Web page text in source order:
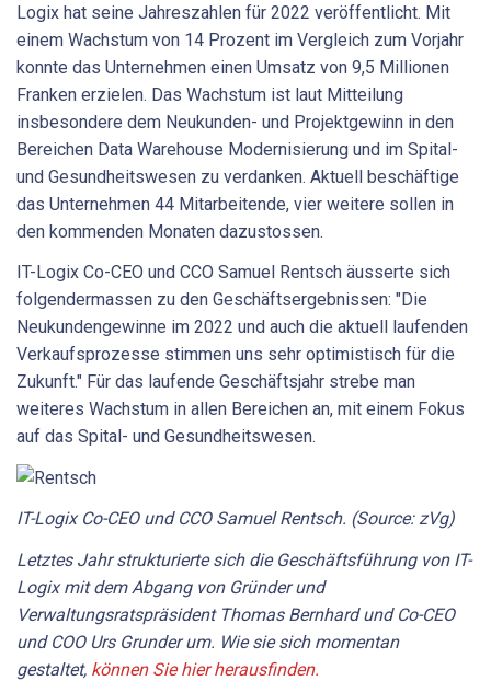
Logix hat seine Jahreszahlen für 2022 veröffentlicht. Mit
einem Wachstum von 14 Prozent im Vergleich zum Vorjahr
konnte das Unternehmen einen Umsatz von 9,5 Millionen
Franken erzielen. Das Wachstum ist laut Mitteilung
insbesondere dem Neukunden- und Projektgewinn in den
Bereichen Data Warehouse Modernisierung und im Spital-
und Gesundheitswesen zu verdanken. Aktuell beschäftige
das Unternehmen 44 Mitarbeitende, vier weitere sollen in
den kommenden Monaten dazustossen.
IT-Logix Co-CEO und CCO Samuel Rentsch äusserte sich
folgendermassen zu den Geschäftsergebnissen: "Die
Neukundengewinne im 2022 und auch die aktuell laufenden
Verkaufsprozesse stimmen uns sehr optimistisch für die
Zukunft." Für das laufende Geschäftsjahr strebe man
weiteres Wachstum in allen Bereichen an, mit einem Fokus
auf das Spital- und Gesundheitswesen.
IT-Logix Co-CEO und CCO Samuel Rentsch. (Source: zVg)
Letztes Jahr strukturierte sich die Geschäftsführung von IT-
Logix mit dem Abgang von Gründer und
Verwaltungsratspräsident Thomas Bernhard und Co-CEO
und COO Urs Grunder um. Wie sie sich momentan
gestaltet, können Sie hier herausfinden.